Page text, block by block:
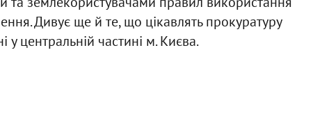
Дивує ще й те, що цікавлять прокуратуру
центральній частині м. Києва.